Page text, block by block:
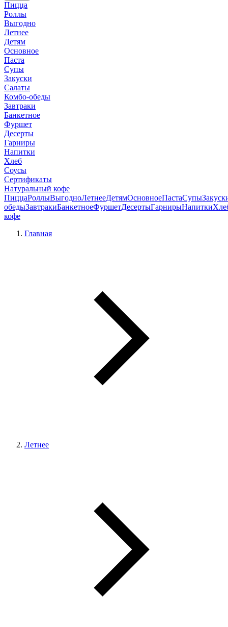
Пицца
Роллы
Выгодно
Летнее
Детям
Основное
Паста
Супы
Закуски
Салаты
Комбо-обеды
Завтраки
Банкетное
Фуршет
Десерты
Гарниры
Напитки
Хлеб
Соусы
Сертификаты
Натуральный кофе
ПиццаРоллыВыгодноЛетнееДетямОсновноеПастаСупы
обедыЗавтракиБанкетноеФуршетДесертыГарнирыНапитки
кофе
Главная
Летнее